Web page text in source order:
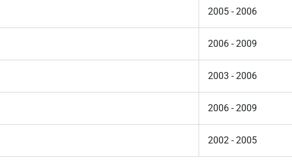
2005 - 2006
2006 - 2009
2003 - 2006
2006 - 2009
2002 - 2005